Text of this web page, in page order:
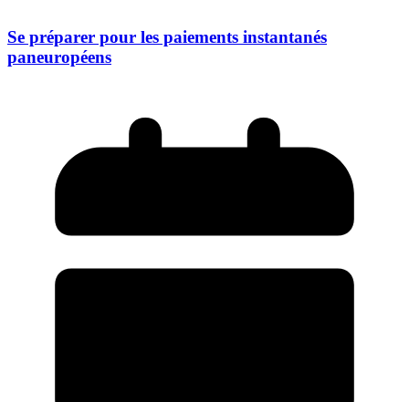
Se préparer pour les paiements instantanés
paneuropéens